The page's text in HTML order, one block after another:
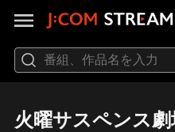
火曜サスペンス